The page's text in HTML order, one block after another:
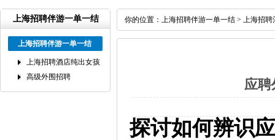
上海招聘伴游一单一结
上海招聘伴游一单一结
上海招聘酒店纯出女孩
高级外围招聘
你的位置： 上海招聘伴游一单一结 > 上海招聘
应聘
探讨如何辨识